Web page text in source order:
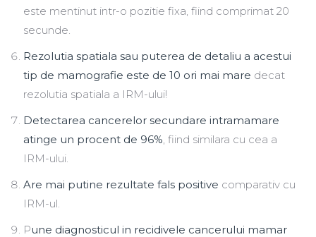
este mentinut intr-o pozitie fixa, fiind comprimat 20
secunde.
Rezolutia spatiala sau puterea de detaliu a acestui
tip de mamografie este de 10 ori mai mare decat
rezolutia spatiala a IRM-ului!
Detectarea cancerelor secundare intramamare
atinge un procent de 96%, fiind similara cu cea a
IRM-ului.
Are mai putine rezultate fals positive comparativ cu
IRM-ul.
Pune diagnosticul in recidivele cancerului mamar